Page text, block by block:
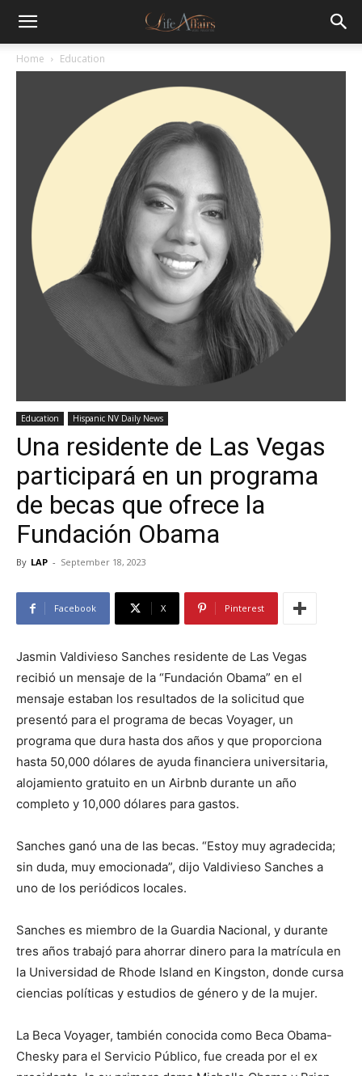
Home Education
Education Hispanic NV Daily News
Una residente de Las Vegas
participará en un programa
de becas que ofrece la
Fundación Obama
By LAP - September 18, 2023
Facebook X Pinterest
Jasmin Valdivieso Sanches residente de Las Vegas
recibió un mensaje de la “Fundación Obama” en el
mensaje estaban los resultados de la solicitud que
presentó para el programa de becas Voyager, un
programa que dura hasta dos años y que proporciona
hasta 50,000 dólares de ayuda financiera universitaria,
alojamiento gratuito en un Airbnb durante un año
completo y 10,000 dólares para gastos.
Sanches ganó una de las becas. “Estoy muy agradecida;
sin duda, muy emocionada”, dijo Valdivieso Sanches a
uno de los periódicos locales.
Sanches es miembro de la Guardia Nacional, y durante
tres años trabajó para ahorrar dinero para la matrícula en
la Universidad de Rhode Island en Kingston, donde cursa
ciencias políticas y estudios de género y de la mujer.
La Beca Voyager, también conocida como Beca Obama-
Chesky para el Servicio Público, fue creada por el ex